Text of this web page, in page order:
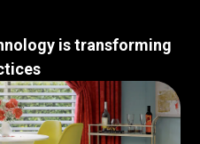
is transforming